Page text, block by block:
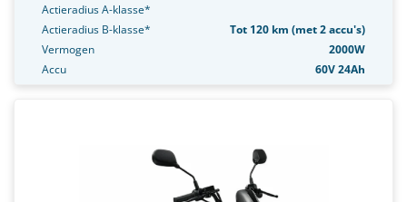
Actieradius A-klasse*
Actieradius B-klasse*
Tot 120 km (met 2 accu's)
Vermogen
2000W
Accu
60V 24Ah